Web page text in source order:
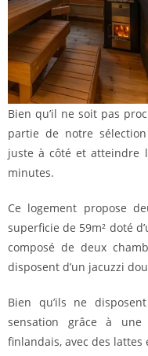
Bien qu’il ne soit pas
partie de notre
juste à côté et atteindre
minutes.
Ce logement propose
superficie de 59m² doté
composé de deux
disposent d’un jacuzzi
Bien qu’ils ne
sensation grâce à
finlandais, avec des lattes